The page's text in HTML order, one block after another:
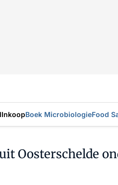
InkoopBoek MicrobiologieFood
Oosterschelde